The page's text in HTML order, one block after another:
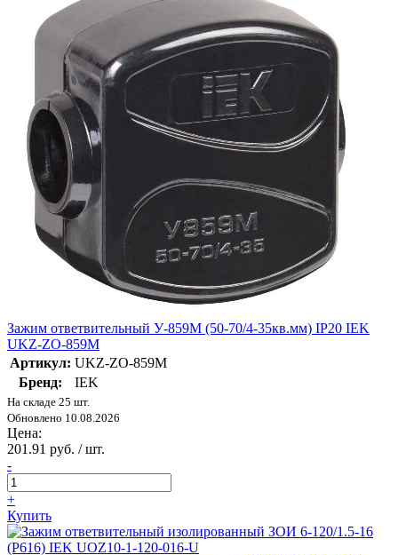
Зажим ответвительный У-859М (50-70/4-35кв.мм) IP20 IEK
UKZ-ZO-859M
Артикул: UKZ-ZO-859M
Бренд:
IEK
На складе 25 шт.
Обновлено 10.08.2026
Цена:
201.91 руб. / шт.
-
+
Купить